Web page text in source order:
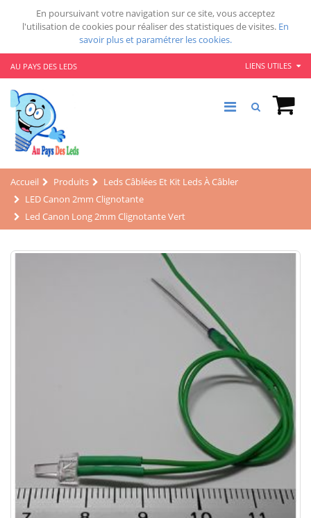
En poursuivant votre navigation sur ce site, vous acceptez
l'utilisation de cookies pour réaliser des statistiques de visites. En
savoir plus et paramétrer les cookies.
AU PAYS DES LEDS LIENS UTILES
Accueil Produits
Leds Câblées Et Kit Leds À Câbler
LED Canon 2mm Clignotante
Led Canon Long 2mm Clignotante Vert